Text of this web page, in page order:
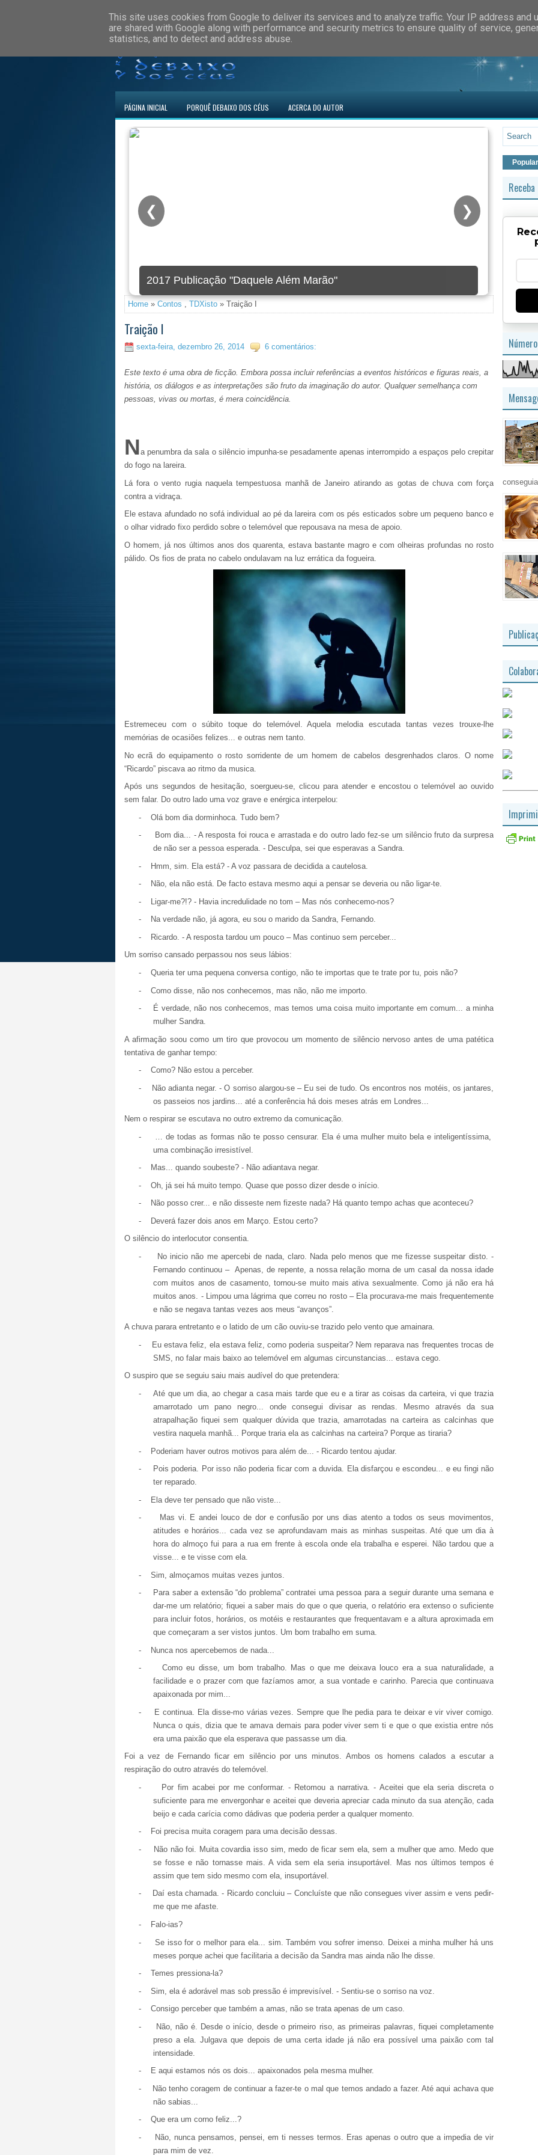
PÁGINA INICIAL PORQUÊ DEBAIXO DOS CÉUS ACERCA DO AUTOR
❮
2020 Foi criada a nova imagem
❯
Home » Contos , TDXisto » Traição I
Traição I
sexta-feira, dezembro 26, 2014 6 comentários:
Este texto é uma obra de ficção. Embora possa incluir referências a eventos históricos e figuras reais, a
história, os diálogos e as interpretações são fruto da imaginação do autor. Qualquer semelhança com
pessoas, vivas ou mortas, é mera coincidência.
Na penumbra da sala o silêncio impunha-se pesadamente apenas interrompido a espaços pelo crepitar
do fogo na lareira.
Lá fora o vento rugia naquela tempestuosa manhã de Janeiro atirando as gotas de chuva com força
contra a vidraça.
Ele estava afundado no sofá individual ao pé da lareira com os pés esticados sobre um pequeno banco e
o olhar vidrado fixo perdido sobre o telemóvel que repousava na mesa de apoio.
O homem, já nos últimos anos dos quarenta, estava bastante magro e com olheiras profundas no rosto
pálido. Os fios de prata no cabelo ondulavam na luz errática da fogueira.
Estremeceu com o súbito toque do telemóvel. Aquela melodia escutada tantas vezes trouxe-lhe
memórias de ocasiões felizes... e outras nem tanto.
No ecrã do equipamento o rosto sorridente de um homem de cabelos desgrenhados claros. O nome
“Ricardo” piscava ao ritmo da musica.
Após uns segundos de hesitação, soergueu-se, clicou para atender e encostou o telemóvel ao ouvido
sem falar. Do outro lado uma voz grave e enérgica interpelou:
-
Olá bom dia dorminhoca. Tudo bem?
-
Bom dia... - A resposta foi rouca e arrastada e do outro lado fez-se um silêncio fruto da surpresa
de não ser a pessoa esperada. - Desculpa, sei que esperavas a Sandra.
-
Hmm, sim. Ela está? - A voz passara de decidida a cautelosa.
-
Não, ela não está. De facto estava mesmo aqui a pensar se deveria ou não ligar-te.
-
Ligar-me?!? - Havia incredulidade no tom – Mas nós conhecemo-nos?
-
Na verdade não, já agora, eu sou o marido da Sandra, Fernando.
-
Ricardo. - A resposta tardou um pouco – Mas continuo sem perceber...
Um sorriso cansado perpassou nos seus lábios:
-
Queria ter uma pequena conversa contigo, não te importas que te trate por tu, pois não?
-
Como disse, não nos conhecemos, mas não, não me importo.
-
É verdade, não nos conhecemos, mas temos uma coisa muito importante em comum... a minha
mulher Sandra.
A afirmação soou como um tiro que provocou um momento de silêncio nervoso antes de uma patética
tentativa de ganhar tempo:
-
Como? Não estou a perceber.
-
Não adianta negar. - O sorriso alargou-se – Eu sei de tudo. Os encontros nos motéis, os jantares,
os passeios nos jardins... até a conferência há dois meses atrás em Londres...
Nem o respirar se escutava no outro extremo da comunicação.
-
… de todas as formas não te posso censurar. Ela é uma mulher muito bela e inteligentíssima,
uma combinação irresistível.
-
Mas... quando soubeste? - Não adiantava negar.
-
Oh, já sei há muito tempo. Quase que posso dizer desde o início.
-
Não posso crer... e não disseste nem fizeste nada? Há quanto tempo achas que aconteceu?
-
Deverá fazer dois anos em Março. Estou certo?
O silêncio do interlocutor consentia.
-
No inicio não me apercebi de nada, claro. Nada pelo menos que me fizesse suspeitar disto. -
Fernando continuou –
Apenas, de repente, a nossa relação morna de um casal da nossa idade
com muitos anos de casamento, tornou-se muito mais ativa sexualmente. Como já não era há
muitos anos. - Limpou uma lágrima que correu no rosto – Ela procurava-me mais frequentemente
e não se negava tantas vezes aos meus “avanços”.
A chuva parara entretanto e o latido de um cão ouviu-se trazido pelo vento que amainara.
-
Eu estava feliz, ela estava feliz, como poderia suspeitar? Nem reparava nas frequentes trocas de
SMS, no falar mais baixo ao telemóvel em algumas circunstancias... estava cego.
O suspiro que se seguiu saiu mais audível do que pretendera:
-
Até que um dia, ao chegar a casa mais tarde que eu e a tirar as coisas da carteira, vi que trazia
amarrotado um pano negro... onde consegui divisar as rendas. Mesmo através da sua
atrapalhação fiquei sem qualquer dúvida que trazia, amarrotadas na carteira as calcinhas que
vestira naquela manhã... Porque traria ela as calcinhas na carteira? Porque as tiraria?
-
Poderiam haver outros motivos para além de... - Ricardo tentou ajudar.
-
Pois poderia. Por isso não poderia ficar com a duvida. Ela disfarçou e escondeu... e eu fingi não
ter reparado.
-
Ela deve ter pensado que não viste...
-
Mas vi. E andei louco de dor e confusão por uns dias atento a todos os seus movimentos,
atitudes e horários... cada vez se aprofundavam mais as minhas suspeitas. Até que um dia à
hora do almoço fui para a rua em frente à escola onde ela trabalha e esperei. Não tardou que a
visse... e te visse com ela.
-
Sim, almoçamos muitas vezes juntos.
-
Para saber a extensão “do problema” contratei uma pessoa para a seguir durante uma semana e
dar-me um relatório; fiquei a saber mais do que o que queria, o relatório era extenso o suficiente
para incluir fotos, horários, os motéis e restaurantes que frequentavam e a altura aproximada em
que começaram a ser vistos juntos. Um bom trabalho em suma.
-
Nunca nos apercebemos de nada...
-
Como eu disse, um bom trabalho. Mas o que me deixava louco era a sua naturalidade, a
facilidade e o prazer com que fazíamos amor, a sua vontade e carinho. Parecia que continuava
apaixonada por mim...
-
E continua. Ela disse-mo várias vezes. Sempre que lhe pedia para te deixar e vir viver comigo.
Nunca o quis, dizia que te amava demais para poder viver sem ti e que o que existia entre nós
era uma paixão que ela esperava que passasse um dia.
Foi a vez de Fernando ficar em silêncio por uns minutos. Ambos os homens calados a escutar a
respiração do outro através do telemóvel.
-
Por fim acabei por me conformar. - Retomou a narrativa. - Aceitei que ela seria discreta o
suficiente para me envergonhar e aceitei que deveria apreciar cada minuto da sua atenção, cada
beijo e cada carícia como dádivas que poderia perder a qualquer momento.
-
Foi precisa muita coragem para uma decisão dessas.
-
Não não foi. Muita covardia isso sim, medo de ficar sem ela, sem a mulher que amo. Medo que
se fosse e não tornasse mais. A vida sem ela seria insuportável. Mas nos últimos tempos é
assim que tem sido mesmo com ela, insuportável.
-
Daí esta chamada. - Ricardo concluiu – Concluíste que não consegues viver assim e vens pedir-
me que me afaste.
-
Falo-ias?
-
Se isso for o melhor para ela... sim. Também vou sofrer imenso. Deixei a minha mulher há uns
meses porque achei que facilitaria a decisão da Sandra mas ainda não lhe disse.
-
Temes pressiona-la?
-
Sim, ela é adorável mas sob pressão é imprevisível. - Sentiu-se o sorriso na voz.
-
Consigo perceber que também a amas, não se trata apenas de um caso.
-
Não, não é. Desde o início, desde o primeiro riso, as primeiras palavras, fiquei completamente
preso a ela. Julgava que depois de uma certa idade já não era possível uma paixão com tal
intensidade.
-
E aqui estamos nós os dois... apaixonados pela mesma mulher.
-
Não tenho coragem de continuar a fazer-te o mal que temos andado a fazer. Até aqui achava que
não sabias...
-
Que era um corno feliz...?
-
Não, nunca pensamos, pensei, em ti nesses termos. Eras apenas o outro que a impedia de vir
para mim de vez.
Popular
This site uses cookies from Google to deliver its services and to analyze traffic. Your IP address and
are shared with Google along with performance and security metrics to ensure quality of service,
statistics, and to detect and address abuse.